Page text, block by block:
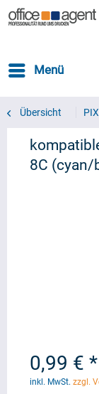
Menü
Übersicht
8C (cyan/
0,99 € *
inkl. MwSt. zzgl.